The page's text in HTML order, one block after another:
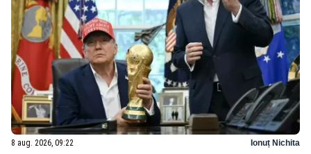
8 aug. 2026, 09:22 Ionuț Nichita